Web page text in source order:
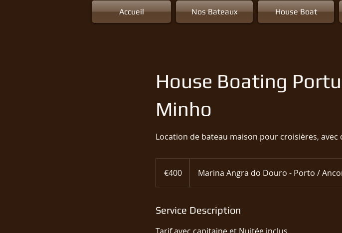
Accueil Nos Bateaux House Boat
House Boating
Minho
Location de bateau maison pour croisières, avec
€400 Marina Angra do Douro - Porto /
Service Description